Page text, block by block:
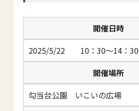
開催日時
2025/5/22 10：30～14：30
開催場所
勾当台公園 いこいの広場